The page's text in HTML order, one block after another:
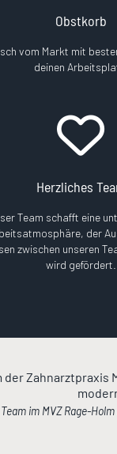
Obstkorb
vom Markt mit
deinen
Herzliches
Team schafft eine
der
zwischen unseren
wird gefördert
im MVZ Rage-